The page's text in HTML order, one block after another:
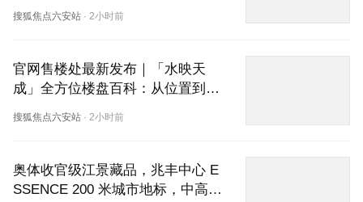
搜狐焦点六安站 · 2小时前
官网售楼处最新发布｜「水映天
成」全方位楼盘百科：从位置到户
搜狐焦点六安站 · 2小时前
奥体收官级江景藏品，兆丰中心 E
SSENCE 200 米城市地标，中高层